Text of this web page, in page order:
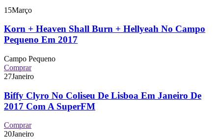
15Março
Korn + Heaven Shall Burn + Hellyeah No Campo
Pequeno Em 2017
Campo Pequeno
Comprar
27Janeiro
Biffy Clyro No Coliseu De Lisboa Em Janeiro De
2017 Com A SuperFM
Comprar
20Janeiro